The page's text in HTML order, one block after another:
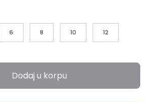
95.00 KM.76.00 KM.
6 8 10 12
Dodaj u korpu